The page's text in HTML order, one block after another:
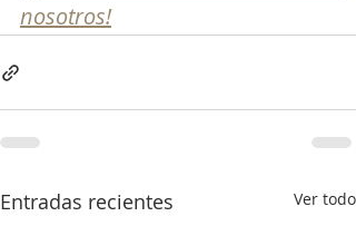
nosotros!
Entradas recientes Ver todo